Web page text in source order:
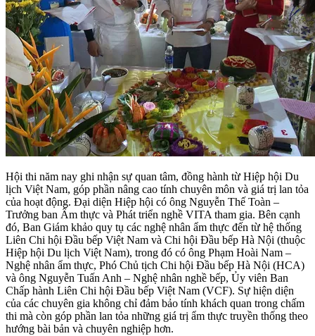
Hội thi năm nay ghi nhận sự quan tâm, đồng hành từ Hiệp hội Du
lịch Việt Nam, góp phần nâng cao tính chuyên môn và giá trị lan tỏa
của hoạt động. Đại diện Hiệp hội có ông Nguyễn Thế Toàn –
Trưởng ban Ẩm thực và Phát triển nghề VITA tham gia. Bên cạnh
đó, Ban Giám khảo quy tụ các nghệ nhân ẩm thực đến từ hệ thống
Liên Chi hội Đầu bếp Việt Nam và Chi hội Đầu bếp Hà Nội (thuộc
Hiệp hội Du lịch Việt Nam), trong đó có ông Phạm Hoài Nam –
Nghệ nhân ẩm thực, Phó Chủ tịch Chi hội Đầu bếp Hà Nội (HCA)
và ông Nguyễn Tuấn Anh – Nghệ nhân nghề bếp, Ủy viên Ban
Chấp hành Liên Chi hội Đầu bếp Việt Nam (VCF). Sự hiện diện
của các chuyên gia không chỉ đảm bảo tính khách quan trong chấm
thi mà còn góp phần lan tỏa những giá trị ẩm thực truyền thống theo
hướng bài bản và chuyên nghiệp hơn.